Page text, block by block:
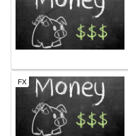
FX